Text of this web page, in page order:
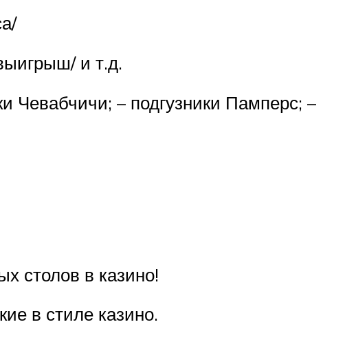
и т.д.
– подгузники Памперс; –
столов в казино!
в стиле казино.